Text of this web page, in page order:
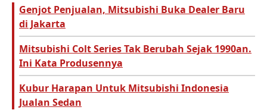
Genjot Penjualan, Mitsubishi Buka Dealer Baru
di Jakarta
Mitsubishi Colt Series Tak Berubah Sejak 1990an.
Ini Kata Produsennya
Kubur Harapan Untuk Mitsubishi Indonesia
Jualan Sedan